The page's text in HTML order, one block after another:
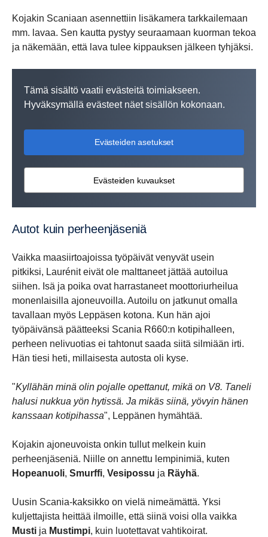
Kojakin Scaniaan asennettiin lisäkamera tarkkailemaan
mm. lavaa. Sen kautta pystyy seuraamaan kuorman tekoa
ja näkemään, että lava tulee kippauksen jälkeen tyhjäksi.
Tämä sisältö vaatii evästeitä toimiakseen.
Hyväksymällä evästeet näet sisällön kokonaan.
Evästeiden asetukset
Evästeiden kuvaukset
Autot kuin perheen­jä­seniä
Vaikka maasiirtoajoissa työpäivät venyvät usein
pitkiksi, Laurénit eivät ole malttaneet jättää autoilua
siihen. Isä ja poika ovat harrastaneet moottoriurheilua
monenlaisilla ajoneuvoilla. Autoilu on jatkunut omalla
tavallaan myös Leppäsen kotona. Kun hän ajoi
työpäivänsä päätteeksi Scania R660:n kotipihalleen,
perheen nelivuotias ei tahtonut saada siitä silmiään irti.
Hän tiesi heti, millaisesta autosta oli kyse.
"Kyllähän minä olin pojalle opettanut, mikä on V8. Taneli
halusi nukkua yön hytissä. Ja mikäs siinä, yövyin hänen
kanssaan kotipihassa", Leppänen hymähtää.
Kojakin ajoneuvoista onkin tullut melkein kuin
perheenjäseniä. Niille on annettu lempinimiä, kuten
Hopeanuoli, Smurffi, Vesipossu ja Räyhä.
Uusin Scania-kaksikko on vielä nimeämättä. Yksi
kuljettajista heittää ilmoille, että siinä voisi olla vaikka
Musti ja Mustimpi, kuin luotettavat vahtikoirat.